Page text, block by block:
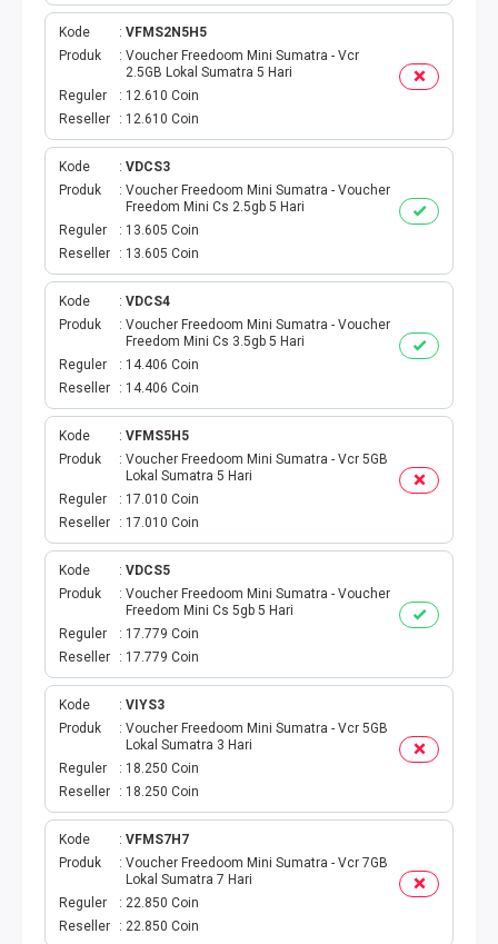
VOUCHER TRI
TELKOMSEL VOUCHER
VOUCHER SMARTFREN
VOUCHER INDOSAT
AXIS VOUCHER
E MONEY
PDAM
TV PASCABAYAR
LISTRIK BULANAN
CICILAN BULANAN
TELEPON PASCABAYAR
INTERNET BULANAN
E-TILANG KENDARAAN
GAS PGN
CEK KUOTA DAN PERDANA
Kode
VFMS2N5H5
Produk
Voucher Freedoom Mini Sumatra - Vcr
2.5GB Lokal Sumatra 5 Hari
Reguler
12.610 Coin
Reseller
12.610 Coin
Kode
VDCS3
Produk
Voucher Freedoom Mini Sumatra - Voucher
Freedom Mini Cs 2.5gb 5 Hari
Reguler
13.605 Coin
Reseller
13.605 Coin
Kode
VDCS4
Produk
Voucher Freedoom Mini Sumatra - Voucher
Freedom Mini Cs 3.5gb 5 Hari
Reguler
14.406 Coin
Reseller
14.406 Coin
Kode
VFMS5H5
Produk
Voucher Freedoom Mini Sumatra - Vcr 5GB
Lokal Sumatra 5 Hari
Reguler
17.010 Coin
Reseller
17.010 Coin
Kode
VDCS5
Produk
Voucher Freedoom Mini Sumatra - Voucher
Freedom Mini Cs 5gb 5 Hari
Reguler
17.779 Coin
Reseller
17.779 Coin
Kode
VIYS3
Produk
Voucher Freedoom Mini Sumatra - Vcr 5GB
Lokal Sumatra 3 Hari
Reguler
18.250 Coin
Reseller
18.250 Coin
Kode
VFMS7H7
Produk
Voucher Freedoom Mini Sumatra - Vcr 7GB
Lokal Sumatra 7 Hari
Reguler
22.850 Coin
Reseller
22.850 Coin